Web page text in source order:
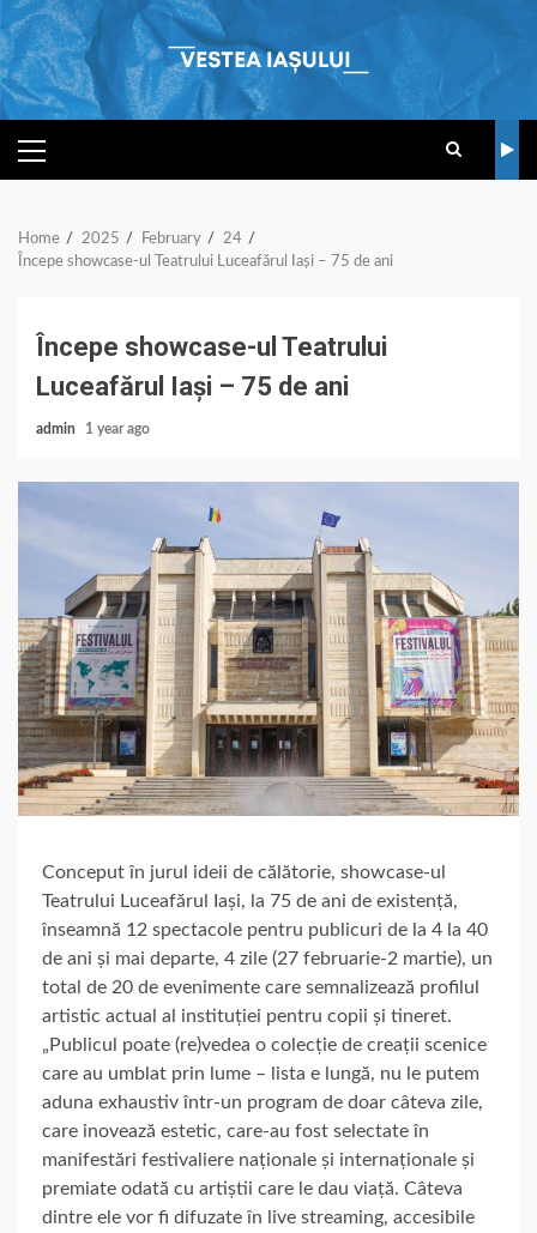
Skip
to
content
PRIMARY
MENU
Home 2025 February
24
Începe showcase-ul Teatrului Luceafărul Iași – 75 de ani
Începe showcase-ul Teatrului
Luceafărul Iași – 75 de ani
admin 1 year ago
Conceput în jurul ideii de călătorie, showcase-ul
Teatrului Luceafărul Iași, la 75 de ani de existență,
înseamnă 12 spectacole pentru publicuri de la 4 la 40
de ani și mai departe, 4 zile (27 februarie-2 martie), un
total de 20 de evenimente care semnalizează profilul
artistic actual al instituției pentru copii și tineret.
„Publicul poate (re)vedea o colecție de creații scenice
care au umblat prin lume – lista e lungă, nu le putem
aduna exhaustiv într-un program de doar câteva zile,
care inovează estetic, care-au fost selectate în
manifestări festivaliere naționale și internaționale și
premiate odată cu artiștii care le dau viață. Câteva
dintre ele vor fi difuzate în live streaming, accesibile